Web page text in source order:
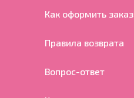
Как оформить заказ
Правила возврата
Вопрос-ответ